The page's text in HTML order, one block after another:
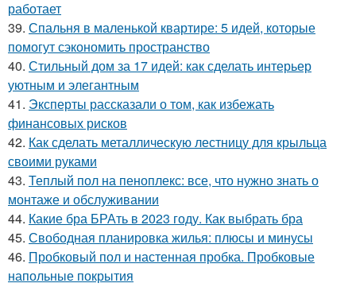
работает
39. Спальня в маленькой квартире: 5 идей, которые
помогут сэкономить пространство
40. Стильный дом за 17 идей: как сделать интерьер
уютным и элегантным
41. Эксперты рассказали о том, как избежать
финансовых рисков
42. Как сделать металлическую лестницу для крыльца
своими руками
43. Теплый пол на пеноплекс: все, что нужно знать о
монтаже и обслуживании
44. Какие бра БРАть в 2023 году. Как выбрать бра
45. Свободная планировка жилья: плюсы и минусы
46. Пробковый пол и настенная пробка. Пробковые
напольные покрытия